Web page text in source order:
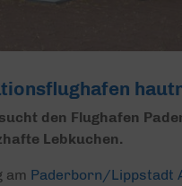
den Flughafen
Lebkuchen.
am Paderborn/Lippstadt